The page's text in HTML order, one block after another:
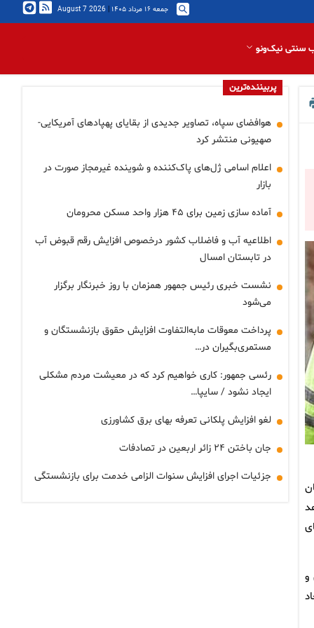
جمعه ۱۶ مرداد ۱۴۰۵ |
2026 August 7
سنتی نیک‌ونو
خواهد
و
پربیننده‌ترین
هوافضای سپاه، تصاویر جدیدی از بقایای پهپادهای آمریکایی-
صهیونی منتشر کرد
اعلام اسامی ژل‌های پاک‌کننده و شوینده غیرمجاز صورت در
بازار
آماده سازی زمین برای ۴۵ هزار واحد مسکن محرومان
اطلاعیه آب و فاضلاب کشور درخصوص افزایش رقم قبوض آب
در تابستان امسال
نشست خبری رئیس جمهور همزمان با روز خبرنگار برگزار
می‌شود
پرداخت معوقات مابه‌التفاوت افزایش حقوق بازنشستگان و
مستمری‌بگیران در…
رئسی جمهور: کاری خواهیم کرد که در معیشت مردم مشکلی
ایجاد نشود / سایپا…
لغو افزایش پلکانی تعرفه بهای برق کشاورزی
جان باختن ۲۴ زائر اربعین در تصادفات
جزئیات اجرای افزایش سنوات الزامی خدمت برای بازنشستگی